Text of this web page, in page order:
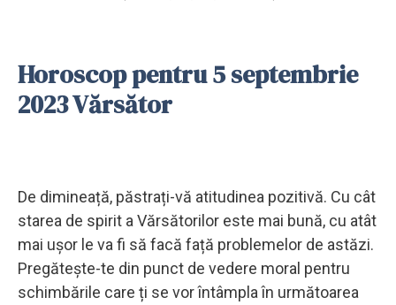
Horoscop pentru 5 septembrie
2023 Vărsător
De dimineață, păstrați-vă atitudinea pozitivă. Cu cât
starea de spirit a Vărsătorilor este mai bună, cu atât
mai ușor le va fi să facă față problemelor de astăzi.
Pregătește-te din punct de vedere moral pentru
schimbările care ți se vor întâmpla în următoarea